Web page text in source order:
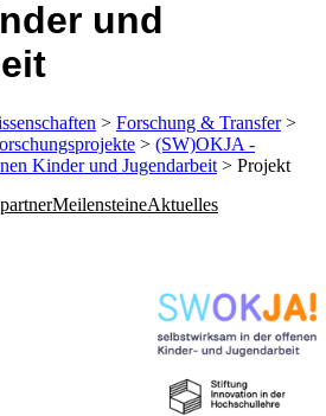
und
> Forschung & Transfer>
> (SW)OKJA -
Kinder und Jugendarbeit > Projekt
MeilensteineAktuelles